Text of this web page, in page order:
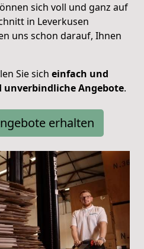
sich voll und ganz auf
in Leverkusen
uns schon darauf, Ihnen
Sie sich einfach und
unverbindliche Angebote.
erhalten